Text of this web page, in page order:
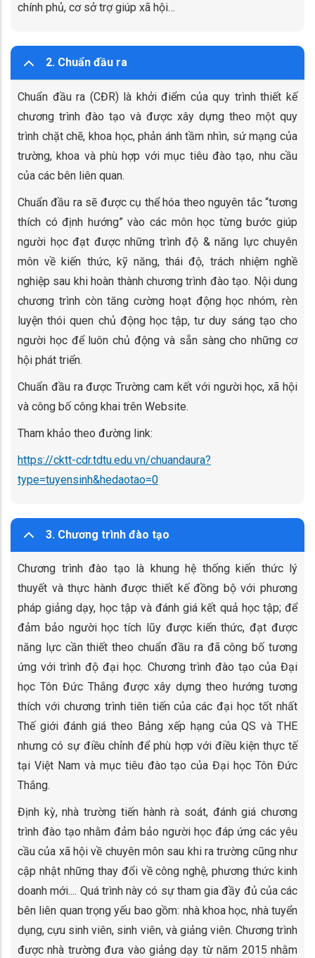
chính phủ, cơ sở trợ giúp xã hội…
2. Chuẩn đầu ra
Chuẩn đầu ra (CĐR) là khởi điểm của quy trình thiết kế
chương trình đào tạo và được xây dựng theo một quy
trình chặt chẽ, khoa học, phản ánh tầm nhìn, sứ mạng của
trường, khoa và phù hợp với mục tiêu đào tạo, nhu cầu
của các bên liên quan.
Chuẩn đầu ra sẽ được cụ thể hóa theo nguyên tắc “tương
thích có định hướng” vào các môn học từng bước giúp
người học đạt được những trình độ & năng lực chuyên
môn về kiến thức, kỹ năng, thái độ, trách nhiệm nghề
nghiệp sau khi hoàn thành chương trình đào tạo. Nội dung
chương trình còn tăng cường hoạt động học nhóm, rèn
luyện thói quen chủ động học tập, tư duy sáng tạo cho
người học để luôn chủ động và sẵn sàng cho những cơ
hội phát triển.
Chuẩn đầu ra được Trường cam kết với người học, xã hội
và công bố công khai trên Website.
Tham khảo theo đường link:
https://cktt-cdr.tdtu.edu.vn/chuandaura?
type=tuyensinh&hedaotao=0
3. Chương trình đào tạo
Chương trình đào tạo là khung hệ thống kiến thức lý
thuyết và thực hành được thiết kế đồng bộ với phương
pháp giảng dạy, học tập và đánh giá kết quả học tập; để
đảm bảo người học tích lũy được kiến thức, đạt được
năng lực cần thiết theo chuẩn đầu ra đã công bố tương
ứng với trình độ đại học. Chương trình đào tạo của Đại
học Tôn Đức Thắng được xây dựng theo hướng tương
thích với chương trình tiên tiến của các đại học tốt nhất
Thế giới đánh giá theo Bảng xếp hạng của QS và THE
nhưng có sự điều chỉnh để phù hợp với điều kiện thực tế
tại Việt Nam và mục tiêu đào tạo của Đại học Tôn Đức
Thắng.
Định kỳ, nhà trường tiến hành rà soát, đánh giá chương
trình đào tạo nhằm đảm bảo người học đáp ứng các yêu
cầu của xã hội về chuyên môn sau khi ra trường cũng như
cập nhật những thay đổi về công nghệ, phương thức kinh
doanh mới.... Quá trình này có sự tham gia đầy đủ của các
bên liên quan trọng yếu bao gồm: nhà khoa học, nhà tuyển
dụng, cựu sinh viên, sinh viên, và giảng viên. Chương trình
được nhà trường đưa vào giảng dạy từ năm 2015 nhằm